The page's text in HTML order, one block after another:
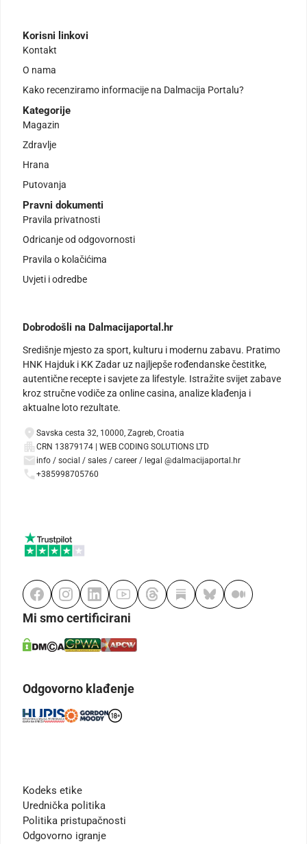
Korisni linkovi
Kontakt
O nama
Kako recenziramo informacije na Dalmacija Portalu?
Kategorije
Magazin
Zdravlje
Hrana
Putovanja
Pravni dokumenti
Pravila privatnosti
Odricanje od odgovornosti
Pravila o kolačićima
Uvjeti i odredbe
Dobrodošli na Dalmacijaportal.hr
Središnje mjesto za sport, kulturu i modernu zabavu. Pratimo
HNK Hajduk i KK Zadar uz najljepše rođendanske čestitke,
autentične recepte i savjete za lifestyle. Istražite svijet zabave
kroz stručne vodiče za online casina, analize klađenja i
aktualne loto rezultate.
Savska cesta 32, 10000, Zagreb, Croatia
CRN 13879174 | WEB CODING SOLUTIONS LTD
info / social / sales / career / legal @dalmacijaportal.hr
+385998705760
Mi smo certificirani
Odgovorno klađenje
Kodeks etike
Urednička politika
Politika pristupačnosti
Odgovorno igranje